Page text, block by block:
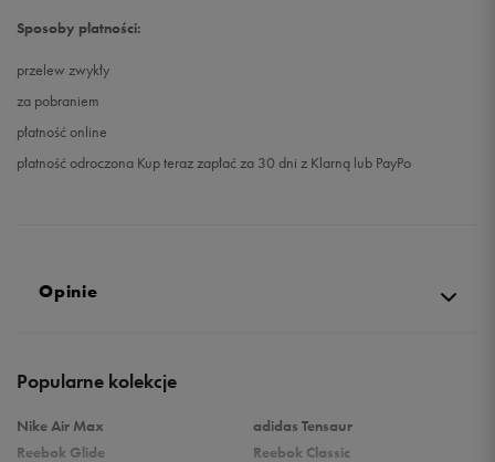
Sposoby płatności:
przelew zwykły
za pobraniem
płatność online
płatność odroczona Kup teraz zapłać za 30 dni z Klarną lub PayPo
Opinie
zebranych i zweryfikowanych przez
Popularne kolekcje
Nike Air Max
adidas Tensaur
Reebok Glide
Reebok Classic